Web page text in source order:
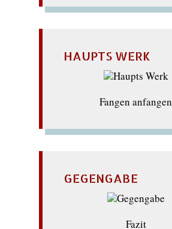
HAUPTS WERK
Fangen anfangen
GEGENGABE
Fazit